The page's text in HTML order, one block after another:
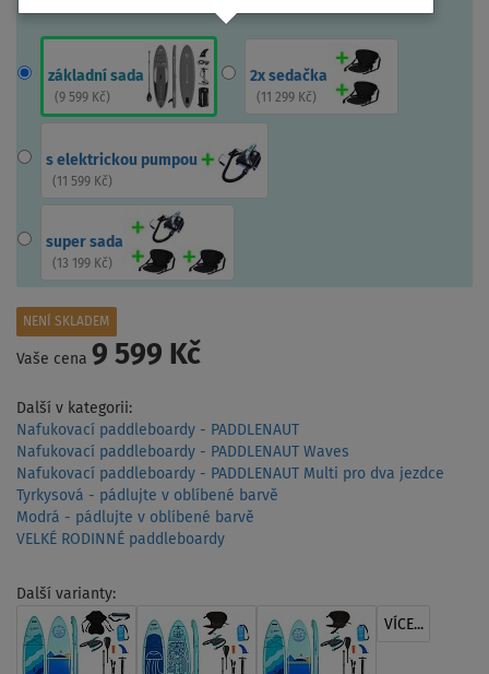
základní sada
(9 599 Kč)
2x sedačka
( 11 299 Kč)
s elektrickou pumpou
( 11 599 Kč)
super sada
( 13 199 Kč)
NENÍ SKLADEM
Vaše cena 9 599 Kč
Další v kategorii:
Nafukovací paddleboardy - PADDLENAUT
Nafukovací paddleboardy - PADDLENAUT Waves
Nafukovací paddleboardy - PADDLENAUT Multi pro dva jezdce
Tyrkysová - pádlujte v oblíbené barvě
Modrá - pádlujte v oblíbené barvě
VELKÉ RODINNÉ paddleboardy
Další varianty:
VÍCE...